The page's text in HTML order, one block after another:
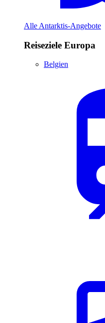
Alle Antarktis-Angebote
Reiseziele Europa
Belgien